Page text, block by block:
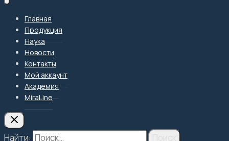
Главная
Продукция
Наука
Новости
Контакты
Мой аккаунт
Академия
MiraLine
Найти: